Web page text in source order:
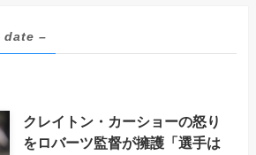
date –
クレイトン・カーショーの怒り
をロバーツ監督が擁護「選手は